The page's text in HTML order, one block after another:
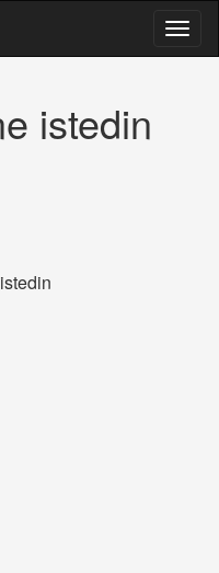
istedin